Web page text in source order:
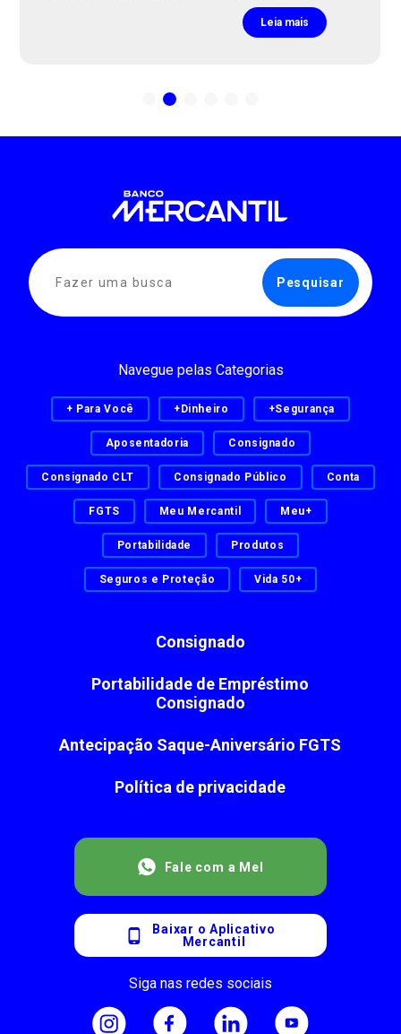
Leia mais
Consignado
Portabilidade de Empréstimo
Consignado
Antecipação Saque-Aniversário FGTS
Política de privacidade
Fale com a Mel
Baixar o Aplicativo
Mercantil
Siga nas redes sociais
Navegue pelas Categorias
+ Para Você +Dinheiro +Segurança
Aposentadoria Consignado
Consignado CLT Consignado Público Conta
FGTS Meu Mercantil Meu+
Portabilidade Produtos
Seguros e Proteção Vida 50+